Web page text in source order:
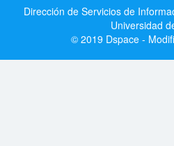
Dirección de Servicios de
Universidad
© 2019 Dspace -